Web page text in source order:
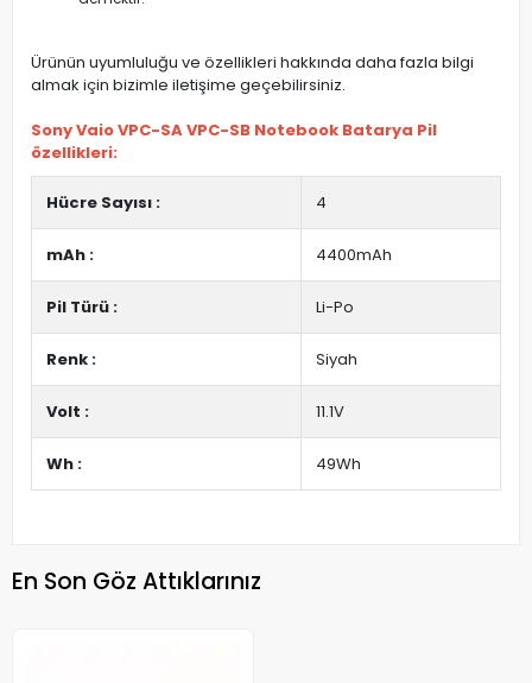
Ürünün uyumluluğu ve özellikleri hakkında daha fazla bilgi
almak için bizimle iletişime geçebilirsiniz.
Sony Vaio VPC-SA VPC-SB Notebook Batarya Pil
özellikleri:
Hücre Sayısı : 4
mAh : 4400mAh
Pil Türü : Li-Po
Renk : Siyah
Volt : 11.1V
Wh : 49Wh
En Son Göz Attıklarınız